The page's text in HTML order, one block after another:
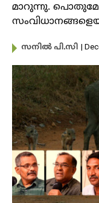
മാറുന്നു.
സനിൽ പി.സി |